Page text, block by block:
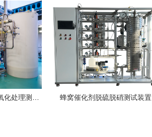
蜂窝催化剂脱硫脱硝测试装置